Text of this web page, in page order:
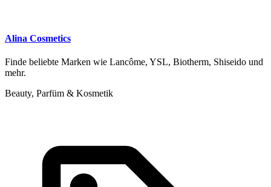
Alina Cosmetics
Finde beliebte Marken wie Lancôme, YSL, Biotherm, Shiseido und
mehr.
Beauty, Parfüm & Kosmetik